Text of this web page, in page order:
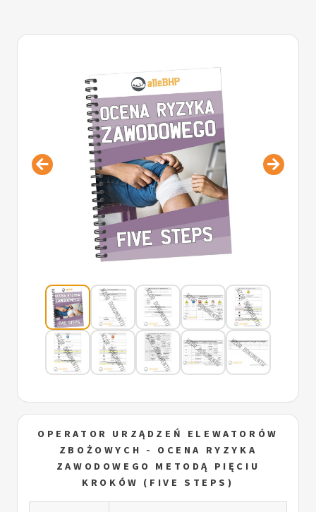
OPERATOR URZĄDZEŃ ELEWATORÓW
ZBOŻOWYCH - OCENA RYZYKA
ZAWODOWEGO METODĄ PIĘCIU
KROKÓW (FIVE STEPS)